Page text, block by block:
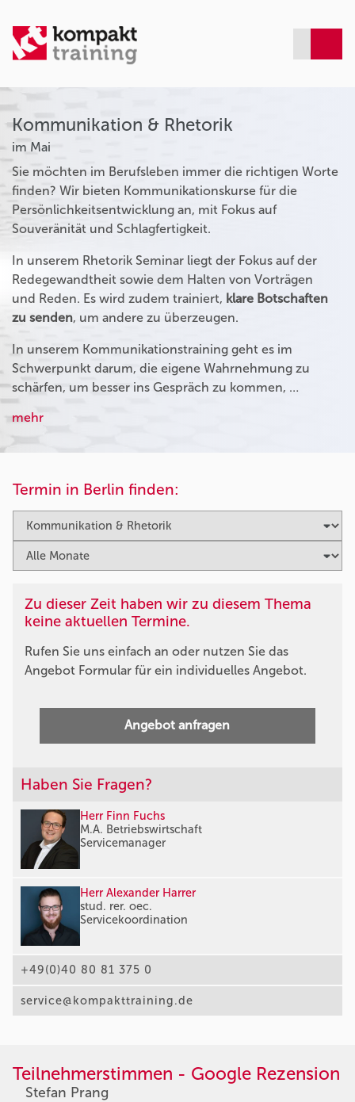
Kommunikation & Rhetorik
im Mai
Sie möchten im Berufsleben immer die richtigen Worte
finden? Wir bieten Kommunikationskurse für die
Persönlichkeitsentwicklung an, mit Fokus auf
Souveränität und Schlagfertigkeit.
In unserem Rhetorik Seminar liegt der Fokus auf der
Redegewandtheit sowie dem Halten von Vorträgen
und Reden. Es wird zudem trainiert, klare Botschaften
zu senden, um andere zu überzeugen.
In unserem Kommunikationstraining geht es im
Schwerpunkt darum, die eigene Wahrnehmung zu
schärfen, um besser ins Gespräch zu kommen, …
mehr
Termin in Berlin finden:
Zu dieser Zeit haben wir zu diesem Thema
keine aktuellen Termine.
Rufen Sie uns einfach an oder nutzen Sie das
Angebot Formular für ein individuelles Angebot.
Angebot anfragen
Haben Sie Fragen?
Herr Finn Fuchs
M.A. Betriebswirtschaft
Servicemanager
Herr Alexander Harrer
stud. rer. oec.
Servicekoordination
+49(0)40 80 81 375 0
service@kompakttraining.de
Teilnehmerstimmen - Google Rezension
Stefan Prang